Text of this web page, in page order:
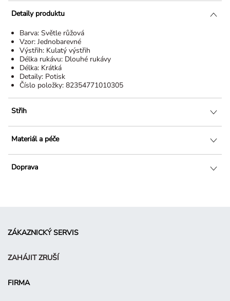
Detaily produktu
Barva: Světle růžová
Vzor: Jednobarevné
Výstřih: Kulatý výstřih
Délka rukávu: Dlouhé rukávy
Délka: Krátká
Detaily: Potisk
Číslo položky: 82354771010305
Střih
Materiál a péče
Doprava
ZÁKAZNICKÝ SERVIS
ZAHÁJIT ZRUŠÍ
FIRMA